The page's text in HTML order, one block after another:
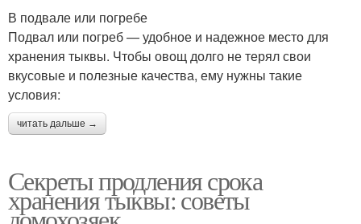
В подвале или погребе
Подвал или погреб — удобное и надежное место для
хранения тыквы. Чтобы овощ долго не терял свои
вкусовые и полезные качества, ему нужны такие
условия:
читать дальше →
Секреты продления срока
хранения тыквы: советы